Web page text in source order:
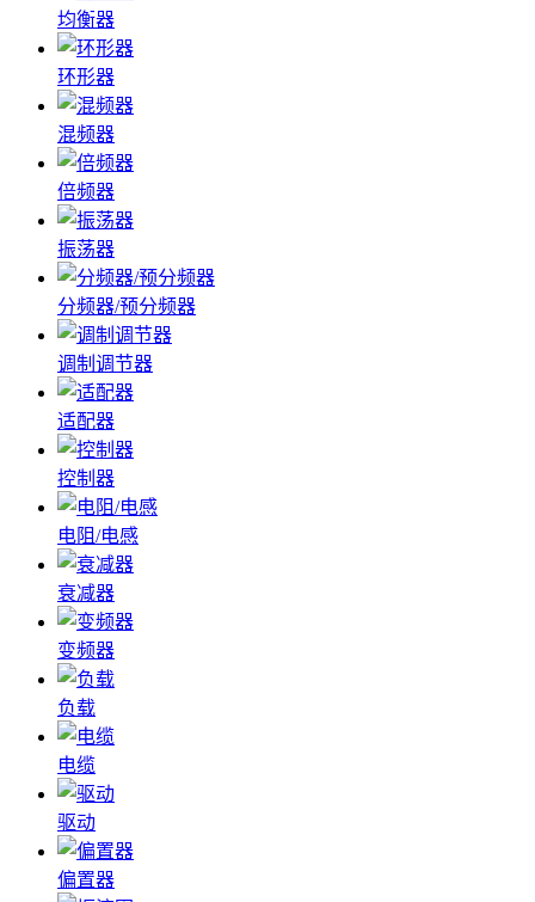
均衡器
环形器
混频器
倍频器
振荡器
分频器/预分频器
调制调节器
适配器
控制器
电阻/电感
衰减器
变频器
负载
电缆
驱动
偏置器